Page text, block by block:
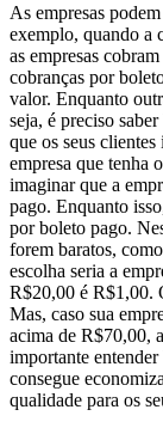
As empresas
exemplo, quando a
as empresas
cobranças por
valor. Enquanto
seja, é preciso
que os seus
empresa que tenha
imaginar que a
pago. Enquanto
por boleto pago.
forem baratos,
escolha seria a
R$20,00 é R$1,00.
Mas, caso sua
acima de R$70,00,
importante
consegue
qualidade para os